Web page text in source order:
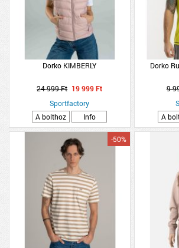
Dorko KIMBERLY
24 999 Ft 19 999 Ft
Sportfactory
A bolthoz
Info
Dorko
9
A
-50%